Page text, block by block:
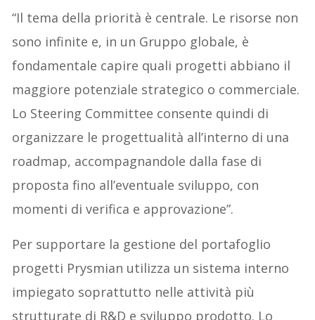
“Il tema della priorità è centrale. Le risorse non
sono infinite e, in un Gruppo globale, è
fondamentale capire quali progetti abbiano il
maggiore potenziale strategico o commerciale.
Lo Steering Committee consente quindi di
organizzare le progettualità all’interno di una
roadmap, accompagnandole dalla fase di
proposta fino all’eventuale sviluppo, con
momenti di verifica e approvazione”.
Per supportare la gestione del portafoglio
progetti Prysmian utilizza un sistema interno
impiegato soprattutto nelle attività più
strutturate di R&D e sviluppo prodotto. Lo